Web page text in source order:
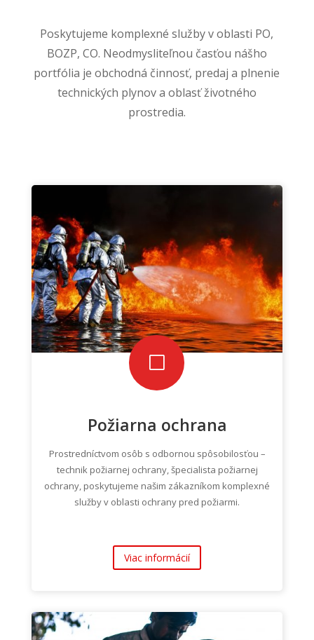
Poskytujeme komplexné služby v oblasti PO,
BOZP, CO. Neodmysliteľnou časťou nášho
portfólia je obchodná činnosť, predaj a plnenie
technických plynov a oblasť životného
prostredia.
V
Požiarna ochrana
Prostredníctvom osôb s odbornou spôsobilosťou –
technik požiarnej ochrany, špecialista požiarnej
ochrany, poskytujeme našim zákazníkom komplexné
služby v oblasti ochrany pred požiarmi.
Viac informácií